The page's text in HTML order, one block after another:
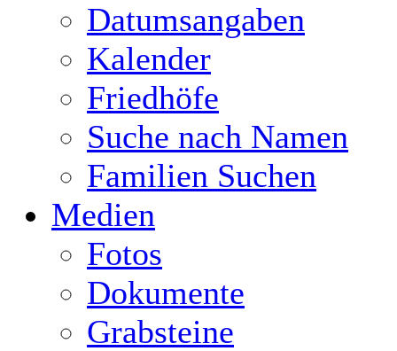
Datumsangaben
Kalender
Friedhöfe
Suche nach Namen
Familien Suchen
Medien
Fotos
Dokumente
Grabsteine